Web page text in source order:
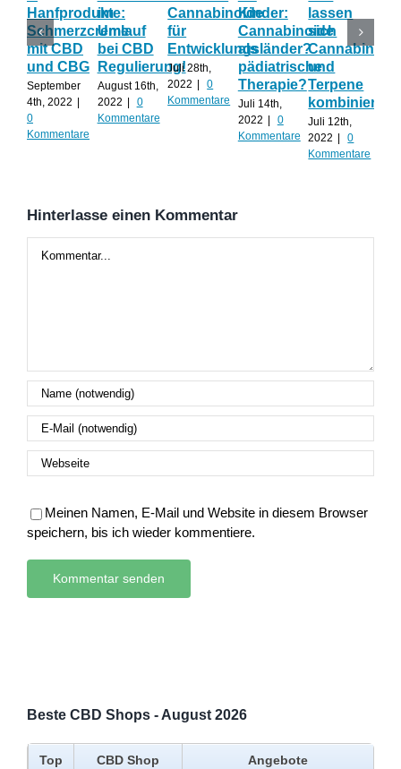
Hanfprodukte:
Schmerzcreme
mit CBD
und CBG
September
4th, 2022
0
Kommentare
im
Umlauf
bei CBD
Regulierung!
August 16th,
2022
0
Kommentare
Cannabinoide
für
Entwicklungsländer?
Juli 28th,
2022
0
Kommentare
Kinder:
Cannabinoide
als
pädiatrische
Therapie?
Juli 14th,
2022
0
Kommentare
lassen
sich
und
Terpene
Juli 12th,
2022
0
Kommentare
Hinterlasse einen Kommentar
Meinen Namen, E-Mail und Website in diesem Browser
speichern, bis ich wieder kommentiere.
Beste CBD Shops - August 2026
Top CBD Shop Angebote